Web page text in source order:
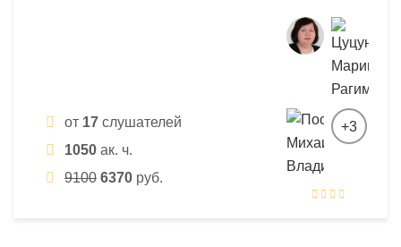
от 17 слушателей
1050 ак. ч.
9100 6370 руб.
+3